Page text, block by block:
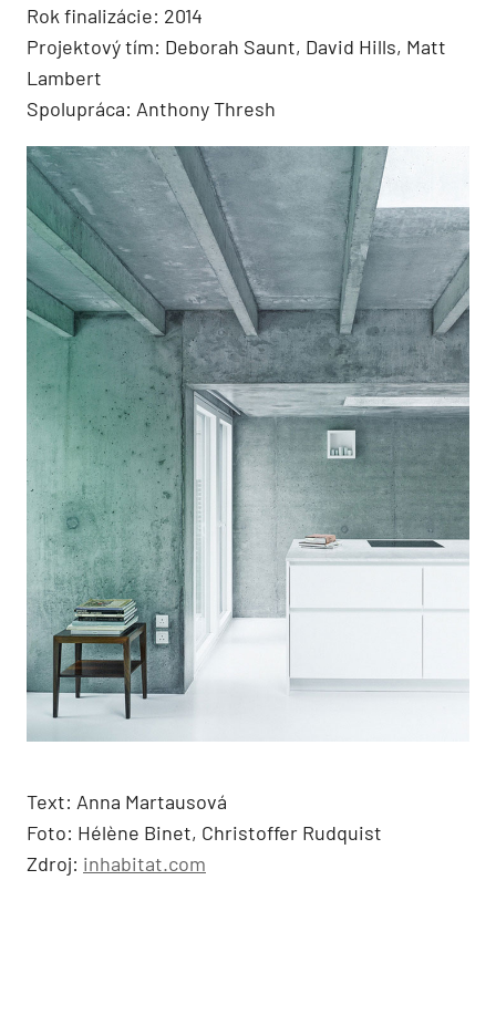
Rok finalizácie: 2014
Projektový tím: Deborah Saunt, David Hills, Matt
Lambert
Spolupráca: Anthony Thresh
Text: Anna Martausová
Foto: Hélène Binet, Christoffer Rudquist
Zdroj: inhabitat.com